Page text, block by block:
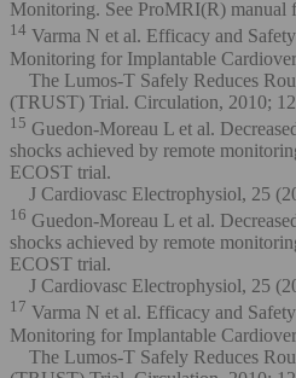
Monitoring. See ProMRI(R) manual
14 Varma N et al. Efficacy and
Monitoring for Implantable
The Lumos-T Safely Reduces
(TRUST) Trial. Circulation, 2010;
15 Guedon-Moreau L et al.
shocks achieved by remote
ECOST trial.
J Cardiovasc Electrophysiol, 25
16 Guedon-Moreau L et al.
shocks achieved by remote
ECOST trial.
J Cardiovasc Electrophysiol, 25
17 Varma N et al. Efficacy and
Monitoring for Implantable
The Lumos-T Safely Reduces